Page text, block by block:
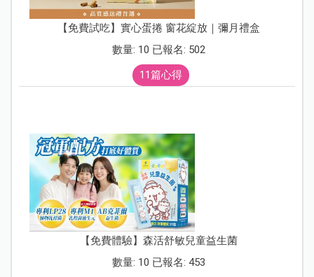
【免費試吃】實心蛋捲 窗花綻放｜彌月禮盒
數量: 10 已報名: 502
11篇心得
【免費體驗】森活舒敏兒童益生菌
數量: 10 已報名: 453